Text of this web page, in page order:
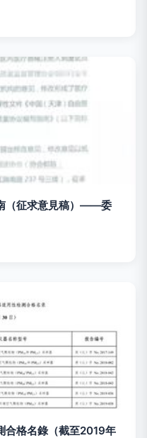
（征求意見稿）——委
合格名錄（截至2019年